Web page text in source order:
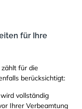
für Ihre
für die
berücksichtigt:
vollständig
Ihrer Verbeamtung